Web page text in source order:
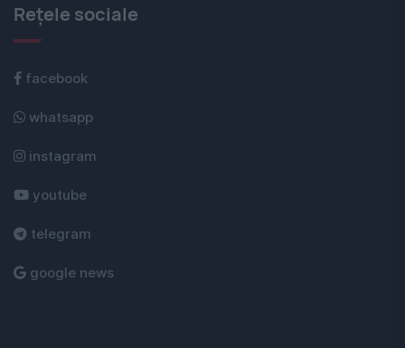
Rețele sociale
facebook
whatsapp
instagram
youtube
telegram
google news